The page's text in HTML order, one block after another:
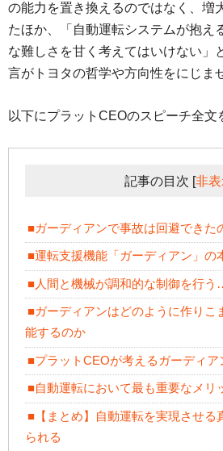
の能力を置き換えるのではなく、増
たほか、「自動運転システムが抱え
な難しさを甘く考えてはいけない」
言がトヨタの哲学や方向性をにじま
以下にプラットCEOのスピーチ全文
記事の目次 [非
■ガーディアンで事故は回避できた
■運転支援機能「ガーディアン」の
■人間と機械が調和的な制御を行う
■ガーディアンはどのように作りこ
能するのか
■プラットCEOが考えるガーディア
■自動運転において最も重要なメリ
■【まとめ】自動運転を実現させる
られる